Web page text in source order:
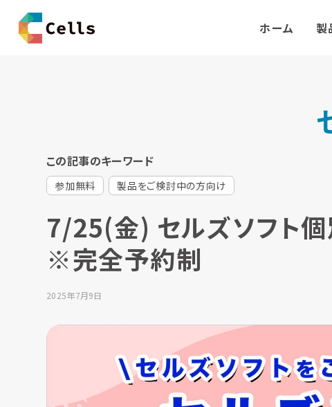
ホーム 製
この記事のキーワード
参加無料 製品をご検討中の方向け
7/25(金) セルズソフト
※完全予約制
2025年7月9日